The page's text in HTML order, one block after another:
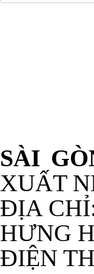
SÀI
XUẤT
ĐỊA
HƯNG
ĐIỆN